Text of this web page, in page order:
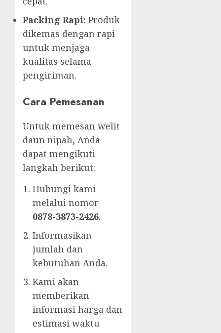
Packing Rapi: Produk
dikemas dengan rapi
untuk menjaga
kualitas selama
pengiriman.
Cara Pemesanan
Untuk memesan welit
daun nipah, Anda
dapat mengikuti
langkah berikut:
Hubungi kami
melalui nomor
0878-3873-2426.
Informasikan
jumlah dan
kebutuhan Anda.
Kami akan
memberikan
informasi harga dan
estimasi waktu